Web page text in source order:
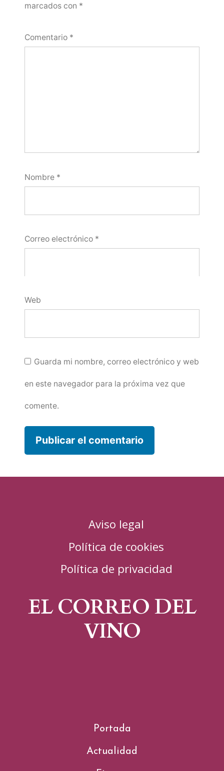
marcados con *
Comentario *
Nombre *
Correo electrónico *
Web
Guarda mi nombre, correo electrónico y web
en este navegador para la próxima vez que
comente.
Aviso legal
Política de cookies
Política de privacidad
EL CORREO DEL
VINO
Portada
Actualidad